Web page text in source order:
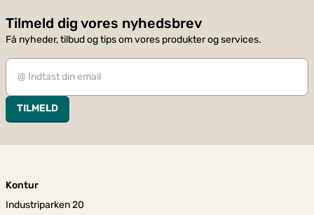
Tilmeld dig vores nyhedsbrev
Få nyheder, tilbud og tips om vores produkter og services.
TILMELD
Kontur
Industriparken 20